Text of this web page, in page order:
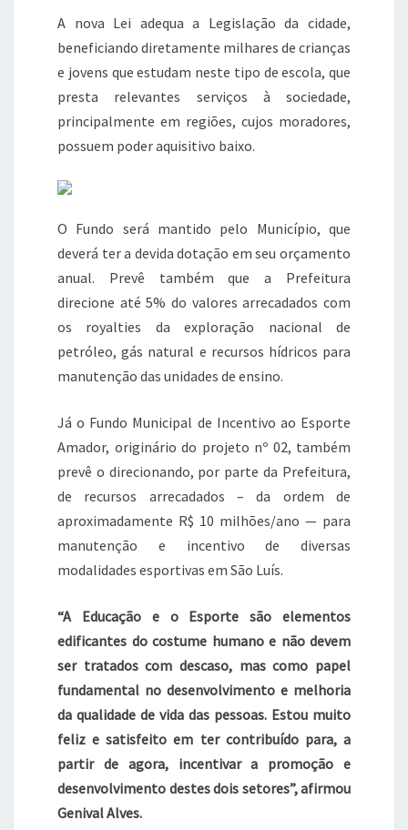
A nova Lei adequa a Legislação da cidade,
beneficiando diretamente milhares de crianças
e jovens que estudam neste tipo de escola, que
presta relevantes serviços à sociedade,
principalmente em regiões, cujos moradores,
possuem poder aquisitivo baixo.
O Fundo será mantido pelo Município, que
deverá ter a devida dotação em seu orçamento
anual. Prevê também que a Prefeitura
direcione até 5% do valores arrecadados com
os royalties da exploração nacional de
petróleo, gás natural e recursos hídricos para
manutenção das unidades de ensino.
Já o Fundo Municipal de Incentivo ao Esporte
Amador, originário do projeto nº 02, também
prevê o direcionando, por parte da Prefeitura,
de recursos arrecadados – da ordem de
aproximadamente R$ 10 milhões/ano — para
manutenção e incentivo de diversas
modalidades esportivas em São Luís.
“A Educação e o Esporte são elementos
edificantes do costume humano e não devem
ser tratados com descaso, mas como papel
fundamental no desenvolvimento e melhoria
da qualidade de vida das pessoas. Estou muito
feliz e satisfeito em ter contribuído para, a
partir de agora, incentivar a promoção e
desenvolvimento destes dois setores”, afirmou
Genival Alves.